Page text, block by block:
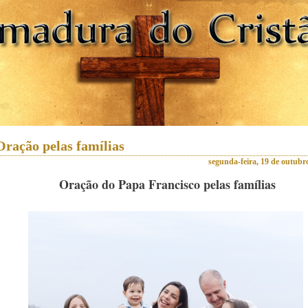
pelas famílias
segunda-feira, 19 de
Oração do Papa Francisco pelas famílias